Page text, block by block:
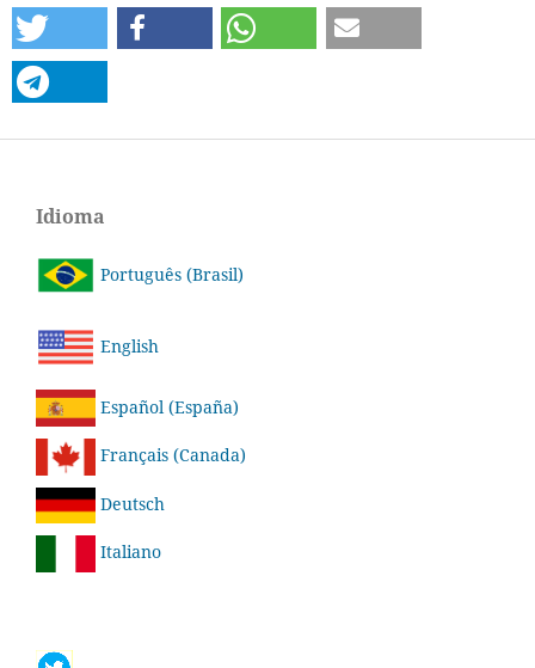
Idioma
Português (Brasil)
English
Español (España)
Français (Canada)
Deutsch
Italiano